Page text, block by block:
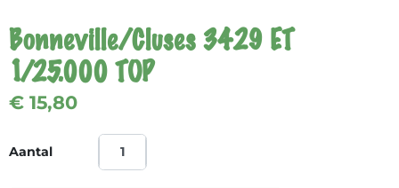
Bonneville/Cluses 3429 ET
1/25.000 TOP
€ 15,80
Aantal